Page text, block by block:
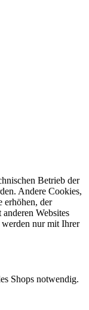
Betrieb der
Andere Cookies,
erhöhen, der
Websites
nur mit Ihrer
Shops notwendig.